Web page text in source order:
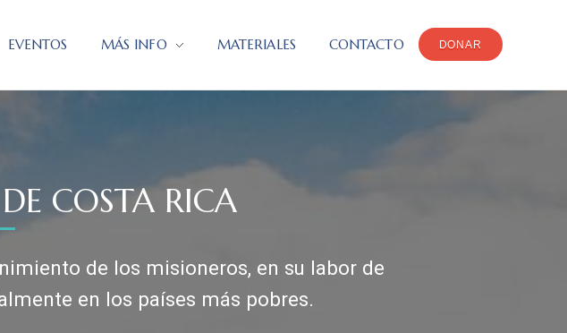
DONAR
EVENTOS MÁS INFO MATERIALES CONTACTO
COSTA RICA
de los misioneros, en su labor de
en los países más pobres.